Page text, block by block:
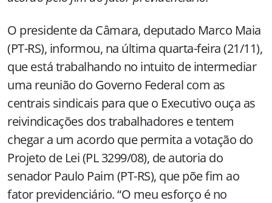
O presidente da Câmara, deputado Marco Maia
(PT-RS), informou, na última quarta-feira (21/11),
que está trabalhando no intuito de intermediar
uma reunião do Governo Federal com as
centrais sindicais para que o Executivo ouça as
reivindicações dos trabalhadores e tentem
chegar a um acordo que permita a votação do
Projeto de Lei (PL 3299/08), de autoria do
senador Paulo Paim (PT-RS), que põe fim ao
fator previdenciário. “O meu esforço é no